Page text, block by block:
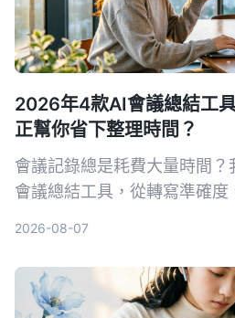
2026年4款AI會議總結工
正幫你省下整理時間？
會議記錄總是耗費大量時間
會議總結工具，從轉寫準確
2026-08-07